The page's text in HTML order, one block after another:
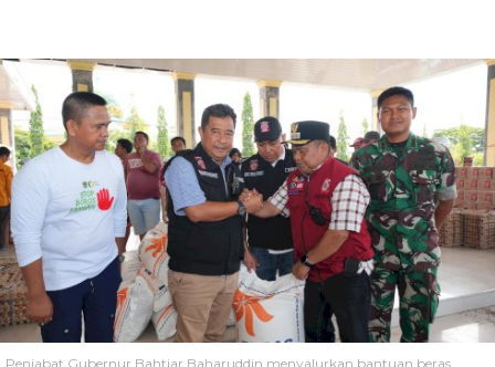
Penjabat Gubernur Bahtiar Baharuddin menyalurkan bantuan beras